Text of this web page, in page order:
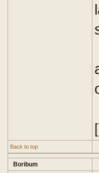
Back to top
Boribum